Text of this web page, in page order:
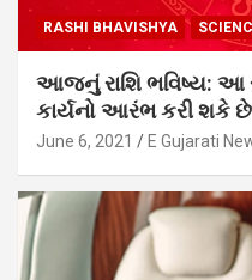
RASHI BHAVISHYA
આજનું રાશિ ભવિષ્ય: આ
કાર્યનો આરંભ કરી શકે
June 6, 2021 E Gujarati